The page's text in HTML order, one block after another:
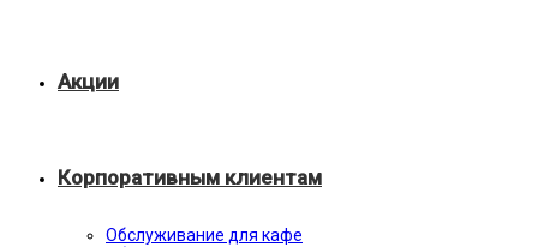
Акции
Корпоративным клиентам
Обслуживание для кафе